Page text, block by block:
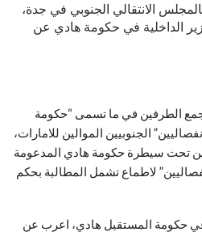
الانتقالي الجنوبي في جدة،
الداخلية في حكومة هادي عن
الطرفين في ما تسمى “حكومة
الجنوبيين الموالين للامارات،
تحت سيطرة حكومة هادي المدعومة
لاطماع تشمل المطالبة بحكم
في حكومة المستقيل هادي، اعرب عن